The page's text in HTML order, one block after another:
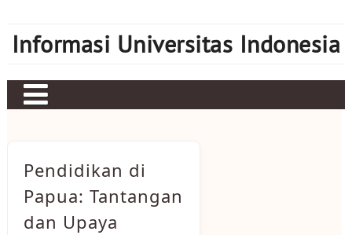
content
Informasi Universitas Indonesia
Sbobet
Mahjong Ways 2
Pendidikan di
Papua: Tantangan
dan Upaya